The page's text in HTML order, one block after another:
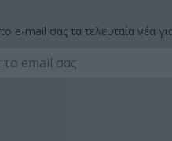
e-mail σας τα τελευταία νέα